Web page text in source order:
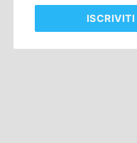
ISCRIVITI